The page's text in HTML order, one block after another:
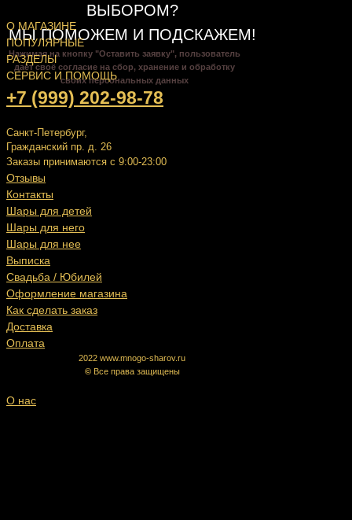
ВЫБОРОМ?
МЫ ПОМОЖЕМ И ПОДСКАЖЕМ!
Нажимая на кнопку "Оставить заявку", пользователь
даёт своё согласие на сбор, хранение и обработку
своих персональных данных
О МАГАЗИНЕ
ПОПУЛЯРНЫЕ
РАЗДЕЛЫ
СЕРВИС И ПОМОЩЬ
+7 (999) 202-98-78
Санкт-Петербург,
Гражданский пр. д. 26
Заказы принимаются с 9:00-23:00
Отзывы
Контакты
Шары для детей
Шары для него
Шары для нее
Выписка
Свадьба / Юбилей
Оформление магазина
Как сделать заказ
Доставка
Оплата
2022 www.mnogo-sharov.ru
© Все права защищены
О нас